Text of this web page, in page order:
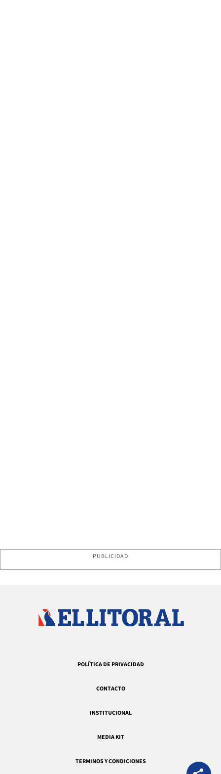
PUBLICIDAD
POLÍTICA DE PRIVACIDAD
CONTACTO
INSTITUCIONAL
MEDIA KIT
TERMINOS Y CONDICIONES